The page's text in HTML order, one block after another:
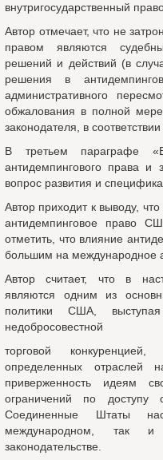
внутригосударственный
Автор отмечает, что не
правом являются
решений и действий (в
решения в
административного
обжалования в полной
законодателя, в
В третьем параграфе
антидемпингового права и
вопрос развития и
Автор приходит к выводу,
антидемпинговое право
отметить, что влияние
большим на международное
Автор считает, что в
являются одним из
политики США,
недобросовестной
торговой
определенных отраслей
приверженность идеям
ограничений по доступу
Соединенные Штаты
международном, так и
законодательстве.